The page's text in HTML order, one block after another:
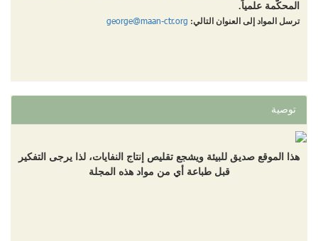
المحكّمة علمياً.
ترسل المواد إلى العنوان التالي: george@maan-ctr.org
توصية
هذا الموقع صديق للبيئة ويشجع تقليص إنتاج النفايات، لذا يرجى التفكير
قبل طباعة أي من مواد هذه المجلة